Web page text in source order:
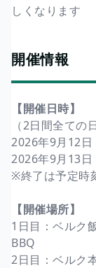
しくなります
開催情報
【開催日時】
（2日間全ての
2026年9月12
2026年9月13
※終了は予定時
【開催場所】
1日目：ベルク
BBQ
2日目：ベルク